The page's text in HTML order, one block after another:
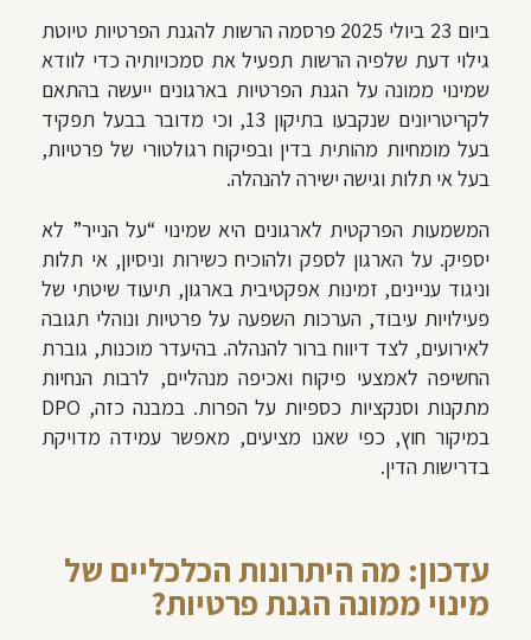
ביום 23 ביולי 2025 פרסמה הרשות להגנת הפרטיות טיוטת
גילוי דעת שלפיה הרשות תפעיל את סמכויותיה כדי לוודא
שמינוי ממונה על הגנת הפרטיות בארגונים ייעשה בהתאם
לקריטריונים שנקבעו בתיקון 13, וכי מדובר בבעל תפקיד
בעל מומחיות מהותית בדין ובפיקוח רגולטורי של פרטיות,
בעל אי תלות וגישה ישירה להנהלה.
המשמעות הפרקטית לארגונים היא שמינוי “על הנייר” לא
יספיק. על הארגון לספק ולהוכיח כשירות וניסיון, אי תלות
וניגוד עניינים, זמינות אפקטיבית בארגון, תיעוד שיטתי של
פעילויות עיבוד, הערכות השפעה על פרטיות ונוהלי תגובה
לאירועים, לצד דיווח ברור להנהלה. בהיעדר מוכנות, גוברת
החשיפה לאמצעי פיקוח ואכיפה מנהליים, לרבות הנחיות
מתקנות וסנקציות כספיות על הפרות. במבנה כזה, DPO
במיקור חוץ, כפי שאנו מציעים, מאפשר עמידה מדויקת
בדרישות הדין.
עדכון: מה היתרונות הכלכליים של
מינוי ממונה הגנת פרטיות?